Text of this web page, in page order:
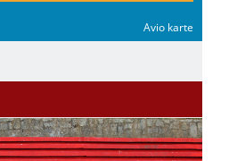
Avio karte